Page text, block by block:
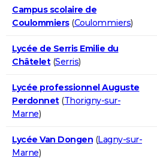
Campus scolaire de
Coulommiers(Coulommiers)
Lycée de Serris Emilie du
Châtelet(Serris)
Lycée professionnel Auguste
Perdonnet(Thorigny-sur-
Marne)
Lycée Van Dongen (Lagny-sur-
Marne)